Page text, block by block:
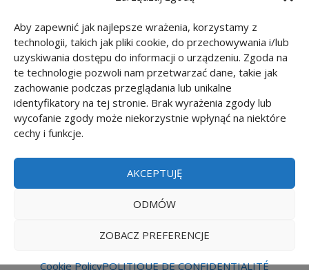
Aby zapewnić jak najlepsze wrażenia, korzystamy z
technologii, takich jak pliki cookie, do przechowywania i/lub
uzyskiwania dostępu do informacji o urządzeniu. Zgoda na
te technologie pozwoli nam przetwarzać dane, takie jak
zachowanie podczas przeglądania lub unikalne
identyfikatory na tej stronie. Brak wyrażenia zgody lub
wycofanie zgody może niekorzystnie wpłynąć na niektóre
cechy i funkcje.
AKCEPTUJĘ
ODMÓW
ZOBACZ PREFERENCJE
Cookie PolicyPOLITIQUE DE CONFIDENTIALITÉ
Arme(12)
Bande dessinée
Corps(27)
Dessins animés
Privacy policy PL|Privacy policy EN
|Privacy policy DE|Privacy policy FR|Privacy